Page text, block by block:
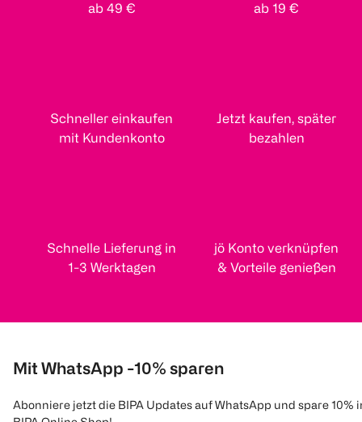
ab 49 €
ab 19 €
Schneller einkaufen
mit Kundenkonto
Jetzt kaufen, später
bezahlen
Schnelle Lieferung in
1-3 Werktagen
jö Konto verknüpfen
& Vorteile genießen
Mit WhatsApp -10% sparen
Abonniere jetzt die BIPA Updates auf WhatsApp und spare 10%